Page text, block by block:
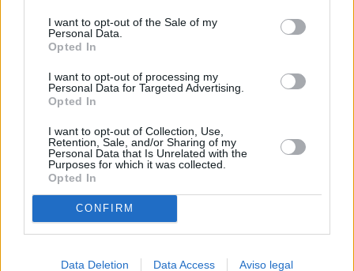
cualquier momento entrando de nuevo en este sitio web o
visitando nuestra política de privacidad.
I want to opt-out of the Sale of my
Personal Data.
Opted In
I want to opt-out of processing my
Personal Data for Targeted Advertising.
Opted In
I want to opt-out of Collection, Use,
Retention, Sale, and/or Sharing of my
Personal Data that Is Unrelated with the
Purposes for which it was collected.
Opted In
CONFIRM
Data Deletion Data Access Aviso legal